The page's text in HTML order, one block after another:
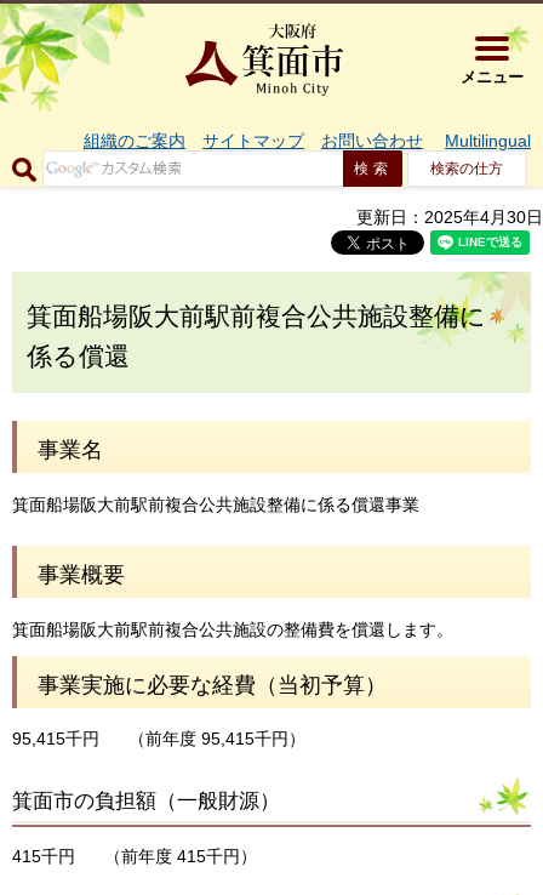
大阪府箕
メニュー
組織のご案内 サイトマップ お問い合わせ Multilingual
検索の仕方
更新日：2025年4月30日
箕面船場阪大前駅前複合公共施設整備に
係る償還
事業名
箕面船場阪大前駅前複合公共施設整備に係る償還事業
事業概要
箕面船場阪大前駅前複合公共施設の整備費を償還します。
事業実施に必要な経費（当初予算）
95,415千円 （前年度 95,415千円）
箕面市の負担額（一般財源）
415千円 （前年度 415千円）